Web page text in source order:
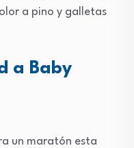
a pino y galletas
a Baby
un maratón esta